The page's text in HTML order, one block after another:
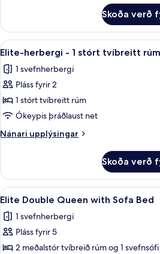
Suite
Bedroom,
Two
Bathroom
Skoða verð
Skoða
allar
myndir
fyrir
Elite-
herbergi
-
1
tvíbreitt
rúm
-
reykherbergi
Elite-
9
Elite-herbergi - 1 stórt tvíbreitt
1 svefnherbergi
Pláss fyrir 2
1 stórt tvíbreitt rúm
Ókeypis þráðlaust net
Nánari upplýsingar
Nánari
herbergi
1
tvíbreitt
rúm
reykherbergi
Skoða verð
Skoða
allar
myndir
fyrir
Elite
12
Elite Double Queen with Sofa Bed
1 svefnherbergi
Pláss fyrir 5
2 meðalstór tvíbreið rúm og 1